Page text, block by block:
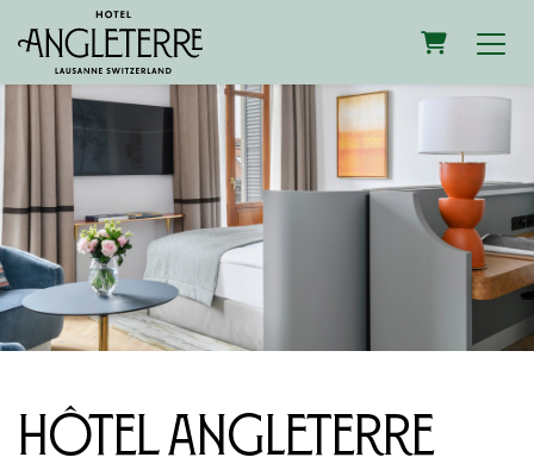
PANIER
Hôtel Angleterre